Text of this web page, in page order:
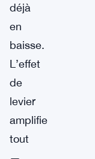
déjà
en
baisse.
L’effet
de
levier
amplifie
tout